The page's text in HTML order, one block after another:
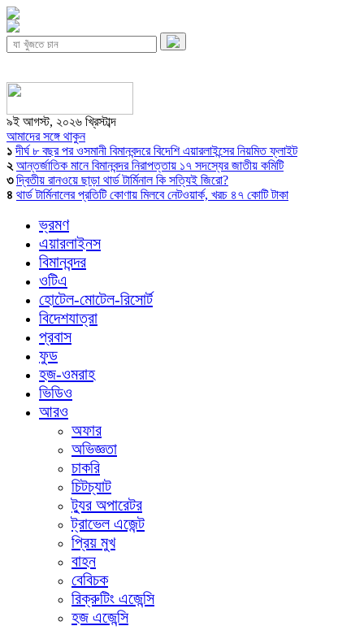
৯ই আগস্ট, ২০২৬ খ্রিস্টাব্দ
আমাদের সঙ্গে থাকুন
১ দীর্ঘ ৮ বছর পর ওসমানী বিমানবন্দরে বিদেশি এয়ারলাইন্সের নিয়মিত ফ্লাইট
২ আন্তর্জাতিক মানে বিমানবন্দর নিরাপত্তায় ১৭ সদস্যের জাতীয় কমিটি
৩ দ্বিতীয় রানওয়ে ছাড়া থার্ড টার্মিনাল কি সত্যিই জিরো?
৪ থার্ড টার্মিনালের প্রতিটি কোণায় মিলবে নেটওয়ার্ক, খরচ ৪৭ কোটি টাকা
ভ্রমণ
এয়ারলাইনস
বিমানবন্দর
ওটিএ
হোটেল-মোটেল-রিসোর্ট
বিদেশযাত্রা
প্রবাস
ফুড
হজ-ওমরাহ
ভিডিও
আরও
অফার
অভিজ্ঞতা
চাকরি
চিটচ্যাট
ট্যুর অপারেটর
ট্রাভেল এজেন্ট
প্রিয় মুখ
বাহন
বেবিচক
রিক্রুটিং এজেন্সি
হজ এজেন্সি